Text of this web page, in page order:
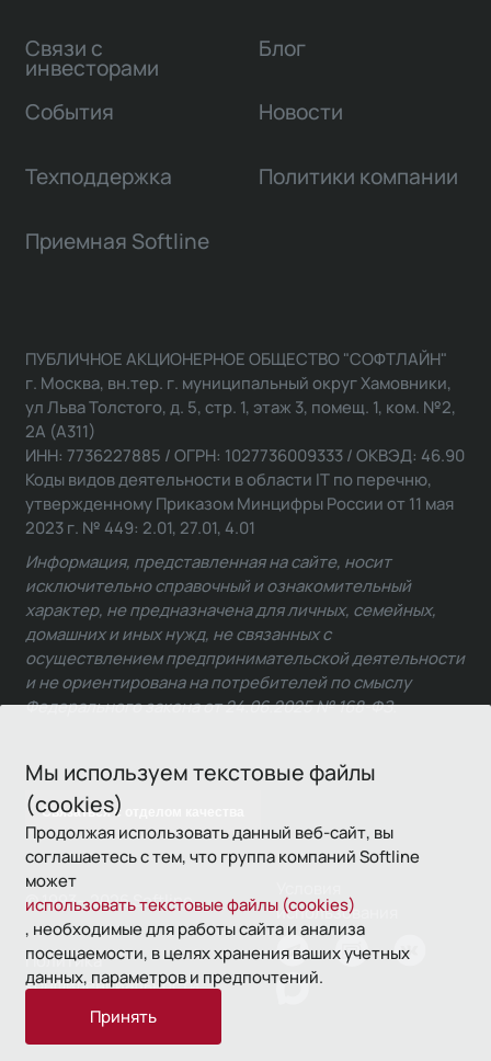
Мы используем текстовые файлы
(cookies)
Продолжая использовать данный веб-сайт, вы
соглашаетесь с тем, что группа компаний Softline
может
использовать текстовые файлы (cookies)
, необходимые для работы сайта и анализа
посещаемости, в целях хранения ваших учетных
данных, параметров и предпочтений.
Принять
Связи с
инвесторами
Блог
События Новости
Техподдержка Политики компании
Приемная Softline
Связаться с отделом качества
ПУБЛИЧНОЕ АКЦИОНЕРНОЕ ОБЩЕСТВО "СОФТЛАЙН"
г. Москва, вн.тер. г. муниципальный округ Хамовники,
ул Льва Толстого, д. 5, стр. 1, этаж 3, помещ. 1, ком. №2,
2А (А311)
ИНН: 7736227885 / ОГРН: 1027736009333 / ОКВЭД: 46.90
Коды видов деятельности в области IT по перечню,
утвержденному Приказом Минцифры России от 11 мая
2023 г. № 449: 2.01, 27.01, 4.01
Информация, представленная на сайте, носит
исключительно справочный и ознакомительный
характер, не предназначена для личных, семейных,
домашних и иных нужд, не связанных с
осуществлением предпринимательской деятельности
и не ориентирована на потребителей по смыслу
Федерального закона от 24.06.2025 № 168-ФЗ.
© 1993—2026 Softline
использования
Политика
конфиденциальности